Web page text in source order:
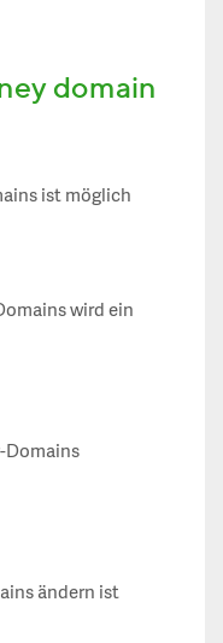
domain
ist möglich
wird ein
Domains
ändern ist